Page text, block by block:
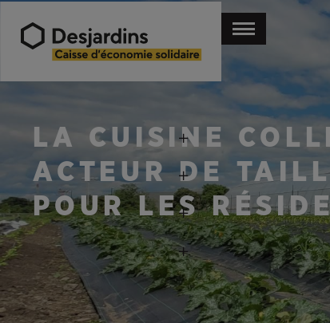
LA CUISINE
ACTEUR DE
POUR LES